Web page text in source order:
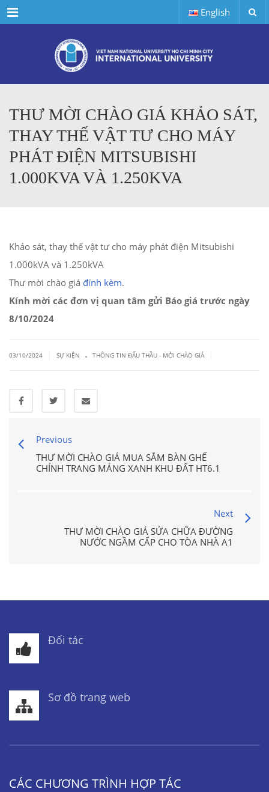
Menu English
THƯ MỜI CHÀO GIÁ KHẢO SÁT,
THAY THẾ VẬT TƯ CHO MÁY
PHÁT ĐIỆN MITSUBISHI
1.000KVA VÀ 1.250KVA
Khảo sát, thay thế vật tư cho máy phát điện Mitsubishi
1.000kVA và 1.250kVA
Thư mời chào giá đính kèm.
Kính mời các đơn vị quan tâm gửi Báo giá trước ngày
8/10/2024
03/10/2024 SỰ KIỆN . THÔNG TIN ĐẤU THẦU - MỜI CHÀO GIÁ
Previous
THƯ MỜI CHÀO GIÁ MUA SẮM BÀN GHẾ
CHỈNH TRANG MẢNG XANH KHU ĐẤT HT6.1
Next
THƯ MỜI CHÀO GIÁ SỬA CHỮA ĐƯỜNG
NƯỚC NGẦM CẤP CHO TÒA NHÀ A1
Đối tác
Sơ đồ trang web
CÁC CHƯƠNG TRÌNH HỢP TÁC